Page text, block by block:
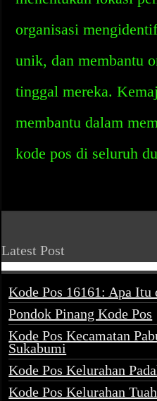
organisasi
unik, dan membantu
tinggal mereka.
membantu dalam
kode pos di seluruh
Latest Post
Kode Pos 16161: Apa Itu
Pondok Pinang Kode Pos
Kode Pos Kecamatan
Sukabumi
Kode Pos Kelurahan
Kode Pos Kelurahan